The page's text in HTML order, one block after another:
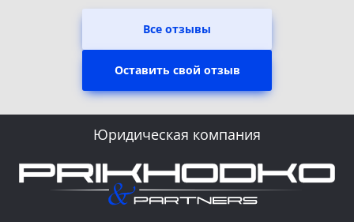
Все отзывы
Оставить свой отзыв
Юридическая компания